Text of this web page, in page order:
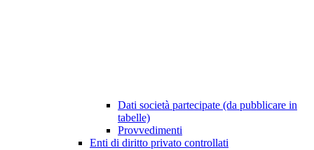
Dati società partecipate (da pubblicare in
tabelle)
Provvedimenti
Enti di diritto privato controllati